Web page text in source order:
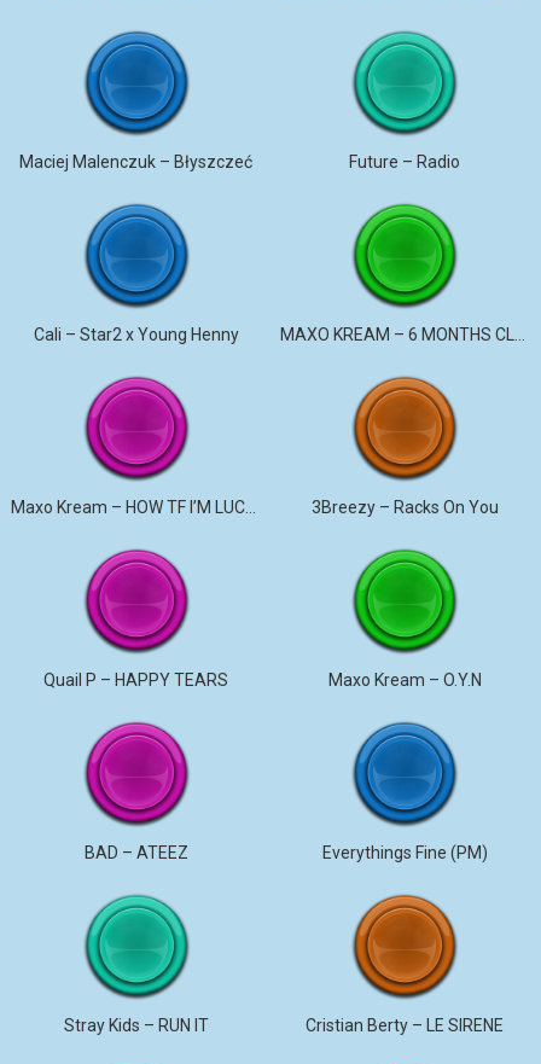
Maciej Malenczuk – Błyszczeć Future – Radio
Cali – Star2 x Young Henny
Maxo Kream – HOW TF I’M LUCKY 3Breezy – Racks On You
Quail P – HAPPY TEARS Maxo Kream – O.Y.N
BAD – ATEEZ Everythings Fine (PM)
Stray Kids – RUN IT Cristian Berty – LE SIRENE